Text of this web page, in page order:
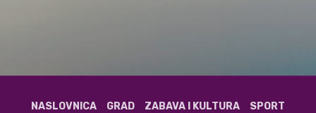
NASLOVNICA GRAD ZABAVA I KULTURA
SPORT